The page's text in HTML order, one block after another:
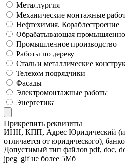
Металлургия
Механические монтажные
Нефтехимия. Кораблестроение
Обрабатывающая
Промышленное производство
Работы по дереву
Сталь и металлические
Телеком подрядчики
Фасады
Электромонтажные работы
Энергетика
Прикрепить реквизиты
ИНН, КПП, Адрес Юридический (и
отличается от юридического),
Допустимый тип файлов pdf, doc,
jpeg, gif не более 5Мб